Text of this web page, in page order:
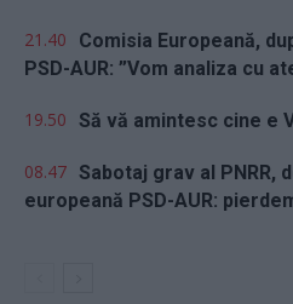
21.40
Comisia Europeană,
PSD-AUR: ”Vom analiza cu
19.50 Să vă amintesc cine e
08.47 Sabotaj grav al PNRR,
europeană PSD-AUR: